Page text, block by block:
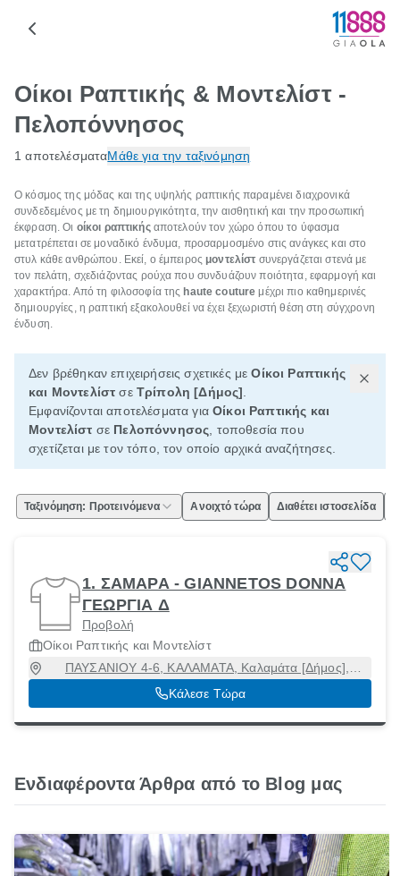
Οίκοι Ραπτικής & Μοντελίστ -
Πελοπόννησος
1 αποτελέσματαΜάθε για την ταξινόμηση
Ο κόσμος της μόδας και της υψηλής ραπτικής παραμένει διαχρονικά
συνδεδεμένος με τη δημιουργικότητα, την αισθητική και την προσωπική
έκφραση. Οι οίκοι ραπτικήςαποτελούν τον χώρο όπου το ύφασμα
μετατρέπεται σε μοναδικό ένδυμα, προσαρμοσμένο στις ανάγκες και στο
στυλ κάθε ανθρώπου. Εκεί, ο έμπειρος μοντελίστ συνεργάζεται στενά με
τον πελάτη, σχεδιάζοντας ρούχα που συνδυάζουν ποιότητα, εφαρμογή και
χαρακτήρα. Από τη φιλοσοφία της haute couture μέχρι πιο καθημερινές
δημιουργίες, η ραπτική εξακολουθεί να έχει ξεχωριστή θέση στη σύγχρονη
ένδυση.
Δεν βρέθηκαν επιχειρήσεις σχετικές μεΟίκοι Ραπτικής
και Μοντελίστ σε Τρίπολη [Δήμος]
Εμφανίζονται αποτελέσματα γιαΟίκοι Ραπτικής και
Μοντελίστ σε Πελοπόννησος , τοποθεσία που
σχετίζεται με τον τόπο, τον οποίο αρχικά αναζήτησες.
Ταξινόμηση: Προτεινόμενα Ανοιχτό τώρα Διαθέτει ιστοσελίδα
1. ΣΑΜΑΡΑ - GIANNETOS DONNA
ΓΕΩΡΓΙΑ Δ
Προβολή
Οίκοι Ραπτικής και Μοντελίστ
ΠΑΥΣΑΝΙΟΥ 4-6, ΚΑΛΑΜΑΤΑ, Καλαμάτα [Δήμος],
Μεσσηνία, 24100
Κάλεσε Τώρα
Ενδιαφέροντα Άρθρα από το Blog μας